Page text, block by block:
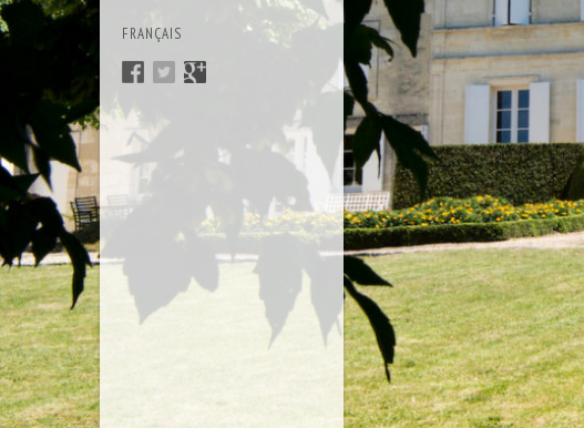
FRANÇAIS